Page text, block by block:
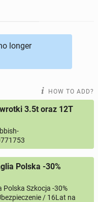
45online ads
longer
HOW TO ADD?
3.5t oraz 12T
Polska -30%
Szkocja -30%
/ 16Lat na